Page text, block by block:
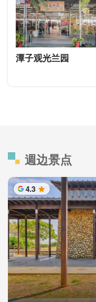
潭子观光兰园
週边景点
4.3 星